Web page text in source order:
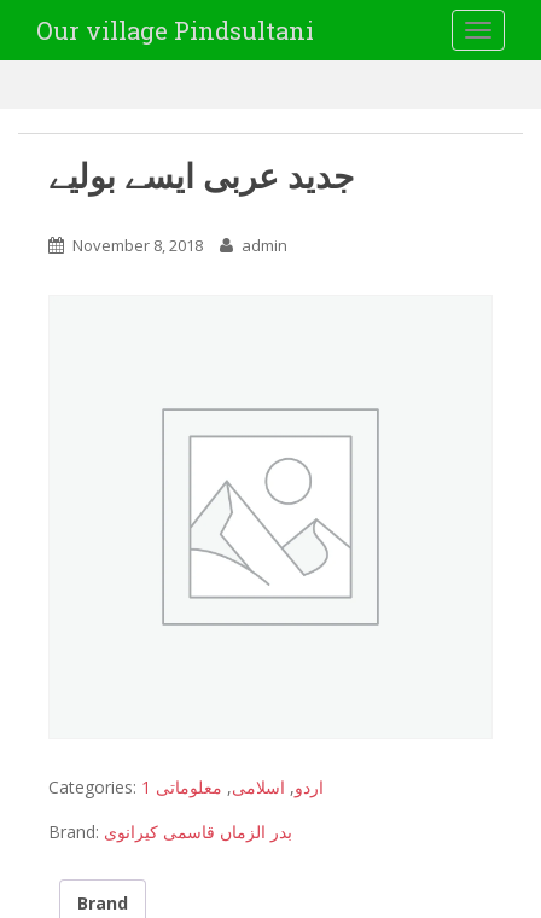
Our village Pindsultani
جدید عربی ایسے بولیے
November 8, 2018 admin
Categories: اردو, اسلامی, معلوماتی 1
Brand: بدر الزماں قاسمی کیرانوی
Brand